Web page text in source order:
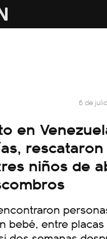
6 de
en
niños de
bebé, entre placas